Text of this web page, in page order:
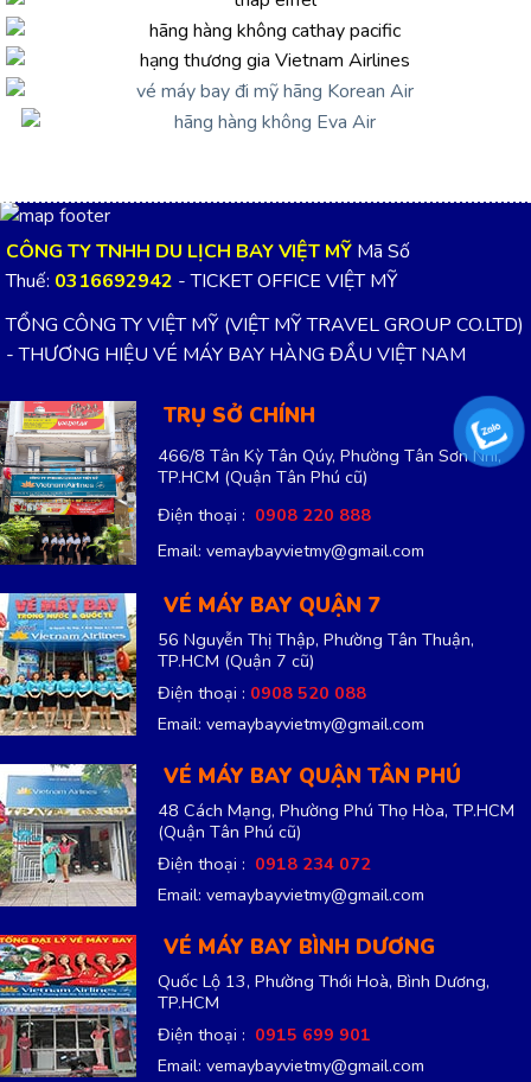
CÔNG TY TNHH DU LỊCH BAY VIỆT MỸ Mã Số
Thuế: 0316692942 - TICKET OFFICE VIỆT MỸ
TỔNG CÔNG TY VIỆT MỸ (VIỆT MỸ TRAVEL GROUP CO.LTD)
- THƯƠNG HIỆU VÉ MÁY BAY HÀNG ĐẦU VIỆT NAM
TRỤ SỞ CHÍNH
466/8 Tân Kỳ Tân Qúy, Phường Tân Sơn Nhì,
TP.HCM (Quận Tân Phú cũ)
Điện thoại : 0908 220 888
Email: vemaybayvietmy@gmail.com
VÉ MÁY BAY QUẬN 7
56 Nguyễn Thị Thập, Phường Tân Thuận,
TP.HCM (Quận 7 cũ)
Điện thoại : 0908 520 088
Email: vemaybayvietmy@gmail.com
VÉ MÁY BAY QUẬN TÂN PHÚ
48 Cách Mạng, Phường Phú Thọ Hòa, TP.HCM
(Quận Tân Phú cũ)
Điện thoại : 0918 234 072
Email: vemaybayvietmy@gmail.com
VÉ MÁY BAY BÌNH DƯƠNG
Quốc Lộ 13, Phường Thới Hoà, Bình Dương,
TP.HCM
Điện thoại : 0915 699 901
Email: vemaybayvietmy@gmail.com